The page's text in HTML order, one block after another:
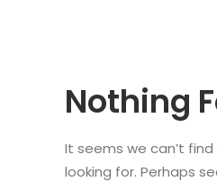
Nothing
It seems we can’t find
looking for. Perhaps